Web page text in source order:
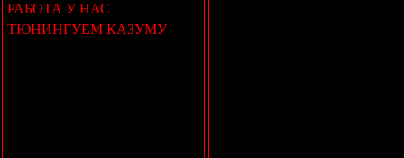
РАБОТА У НАС
ТЮНИНГУЕМ КАЗУМУ